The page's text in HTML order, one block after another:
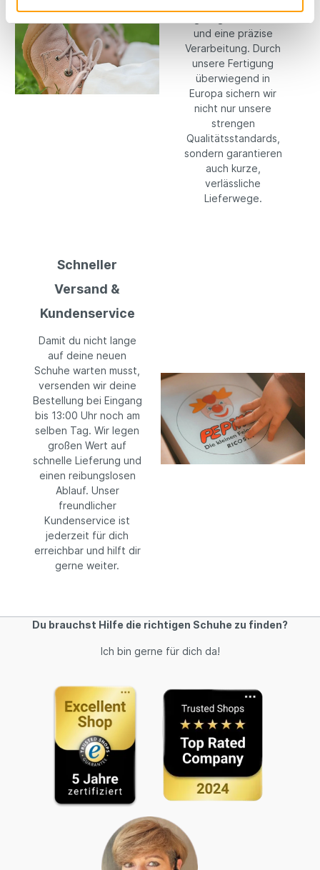
und eine präzise
Verarbeitung. Durch
unsere Fertigung
überwiegend in
Europa sichern wir
nicht nur unsere
strengen
Qualitätsstandards,
sondern garantieren
auch kurze,
verlässliche
Lieferwege.
Schneller
Versand &
Kundenservice
Damit du nicht lange
auf deine neuen
Schuhe warten musst,
versenden wir deine
Bestellung bei Eingang
bis 13:00 Uhr noch am
selben Tag. Wir legen
großen Wert auf
schnelle Lieferung und
einen reibungslosen
Ablauf. Unser
freundlicher
Kundenservice ist
jederzeit für dich
erreichbar und hilft dir
gerne weiter.
Du brauchst Hilfe die richtigen Schuhe zu finden?
Ich bin gerne für dich da!